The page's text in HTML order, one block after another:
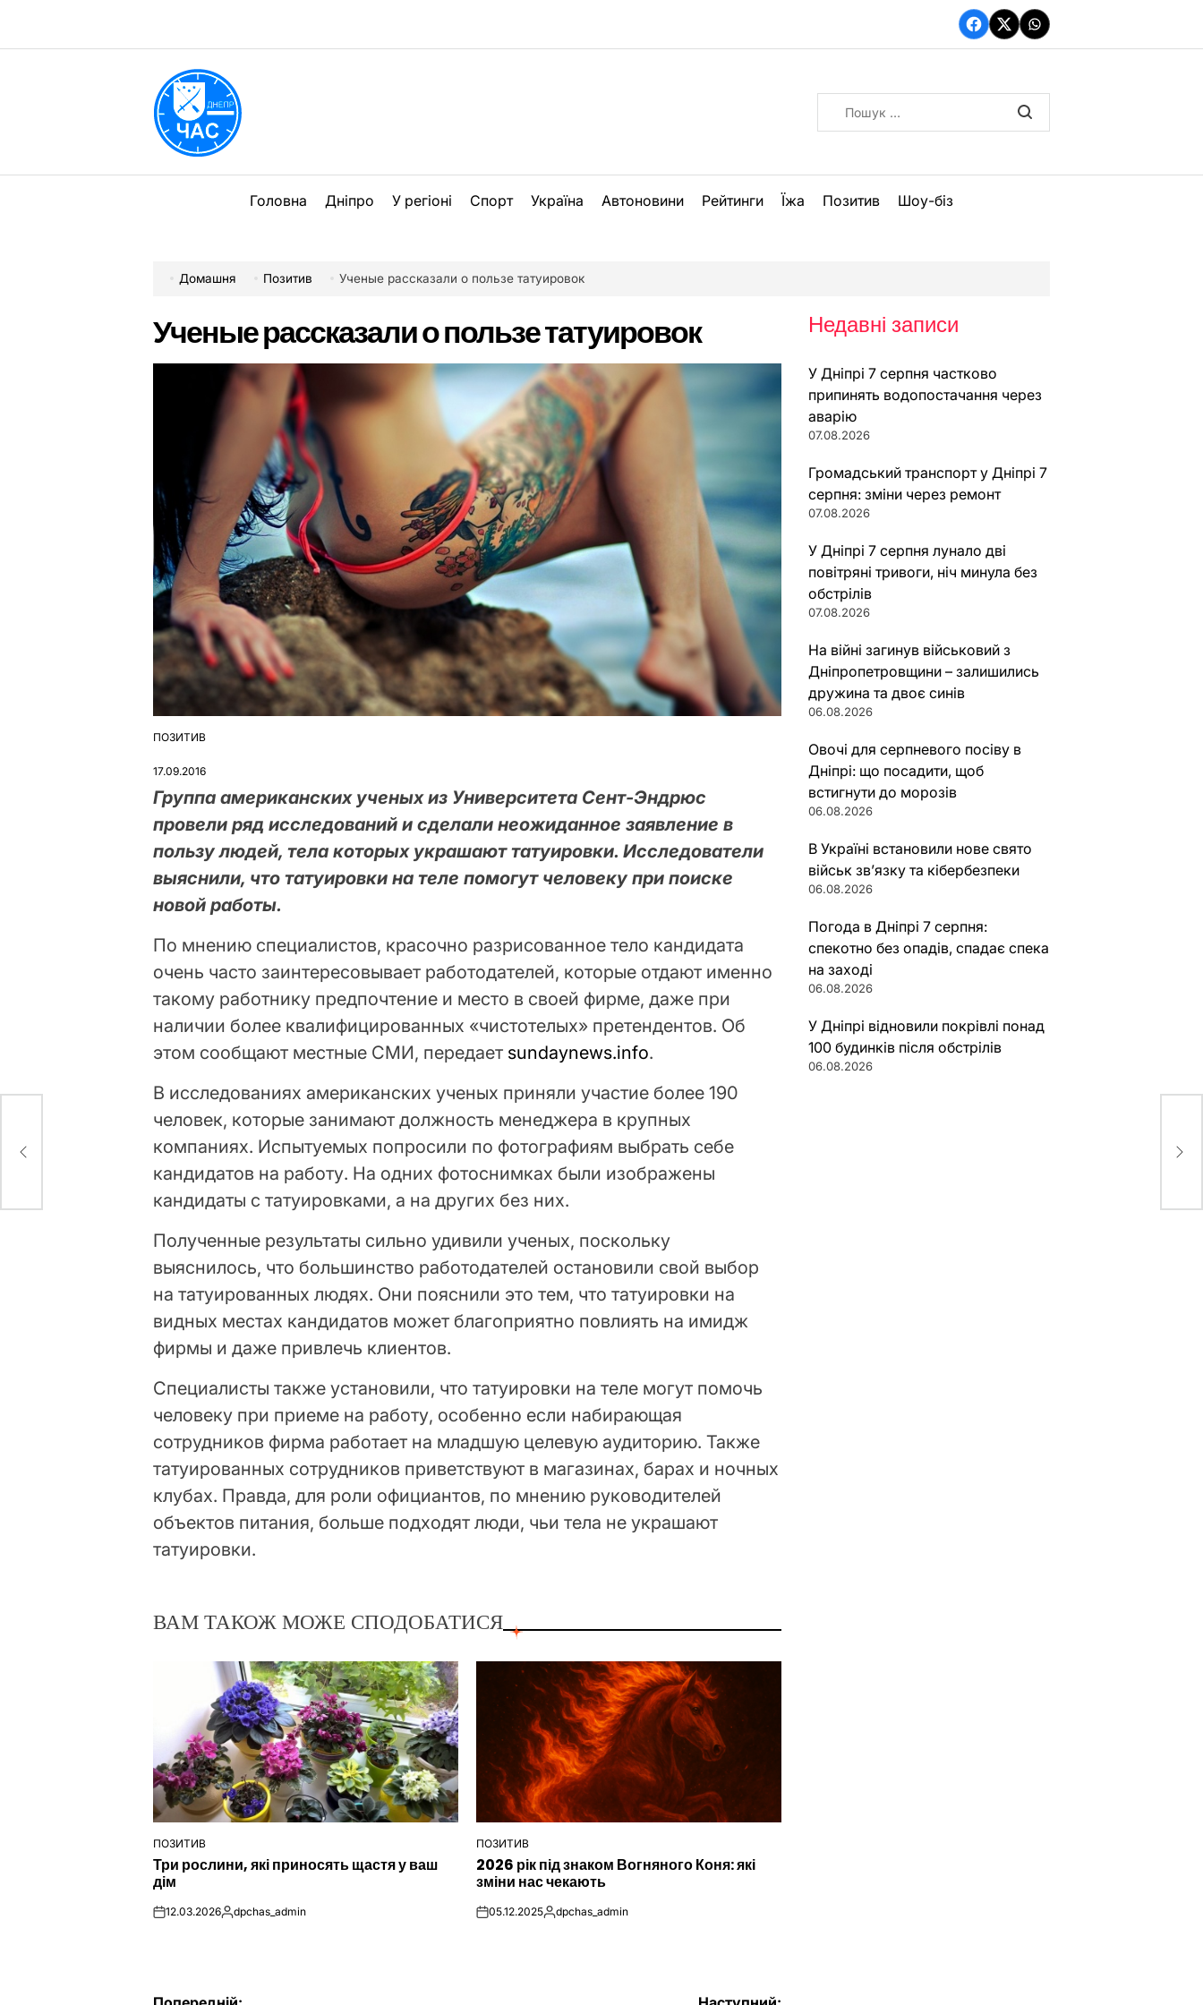
вмісту
Facebook
TwitterWhatsApp
Головна Дніпро У регіоні Спорт Україна Автоновини Рейтинги Їжа Позитив Шоу-біз
Домашня Позитив Ученые рассказали о пользе татуировок
Ученые рассказали о пользе татуировок
ОПУБЛІКУВАТИ
ПОЗИТИВ
17.09.2016
Группа американских ученых из Университета Сент-Эндрюс
провели ряд исследований и сделали неожиданное заявление в
пользу людей, тела которых украшают татуировки. Исследователи
выяснили, что татуировки на теле помогут человеку при поиске
новой работы.
По мнению специалистов, красочно разрисованное тело кандидата
очень часто заинтересовывает работодателей, которые отдают именно
такому работнику предпочтение и место в своей фирме, даже при
наличии более квалифицированных «чистотелых» претендентов. Об
этом сообщают местные СМИ, передает sundaynews.info.
В исследованиях американских ученых приняли участие более 190
человек, которые занимают должность менеджера в крупных
компаниях. Испытуемых попросили по фотографиям выбрать себе
кандидатов на работу. На одних фотоснимках были изображены
кандидаты с татуировками, а на других без них.
Полученные результаты сильно удивили ученых, поскольку
выяснилось, что большинство работодателей остановили свой выбор
на татуированных людях. Они пояснили это тем, что татуировки на
видных местах кандидатов может благоприятно повлиять на имидж
фирмы и даже привлечь клиентов.
Специалисты также установили, что татуировки на теле могут помочь
человеку при приеме на работу, особенно если набирающая
сотрудников фирма работает на младшую целевую аудиторию. Также
татуированных сотрудников приветствуют в магазинах, барах и ночных
клубах. Правда, для роли официантов, по мнению руководителей
объектов питания, больше подходят люди, чьи тела не украшают
татуировки.
ВАМ ТАКОЖ МОЖЕ СПОДОБАТИСЯ
ОПУБЛІКУВАТИ
ПОЗИТИВ
Три рослини, які приносять щастя у ваш
дім
on12.03.2026Опубліковано
dpchas_admin
ОПУБЛІКУВАТИ
У
ПОЗИТИВ
2026 рік під знаком Вогняного Коня: які
зміни нас чекають
on05.12.2025Опубліковано
dpchas_admin
Недавні записи
У Дніпрі 7 серпня частково
припинять водопостачання через
аварію
07.08.2026
Громадський транспорт у Дніпрі 7
серпня: зміни через ремонт
07.08.2026
У Дніпрі 7 серпня лунало дві
повітряні тривоги, ніч минула без
обстрілів
07.08.2026
На війні загинув військовий з
Дніпропетровщини – залишились
дружина та двоє синів
06.08.2026
Овочі для серпневого посіву в
Дніпрі: що посадити, щоб
встигнути до морозів
06.08.2026
В Україні встановили нове свято
військ зв’язку та кібербезпеки
06.08.2026
Погода в Дніпрі 7 серпня:
спекотно без опадів, спадає спека
на заході
06.08.2026
У Дніпрі відновили покрівлі понад
100 будинків після обстрілів
06.08.2026